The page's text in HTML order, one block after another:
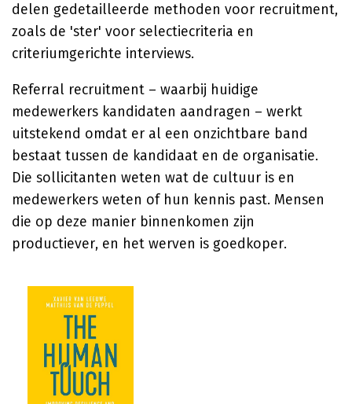
delen gedetailleerde methoden voor recruitment,
zoals de 'ster' voor selectiecriteria en
criteriumgerichte interviews.
Referral recruitment – waarbij huidige
medewerkers kandidaten aandragen – werkt
uitstekend omdat er al een onzichtbare band
bestaat tussen de kandidaat en de organisatie.
Die sollicitanten weten wat de cultuur is en
medewerkers weten of hun kennis past. Mensen
die op deze manier binnenkomen zijn
productiever, en het werven is goedkoper.